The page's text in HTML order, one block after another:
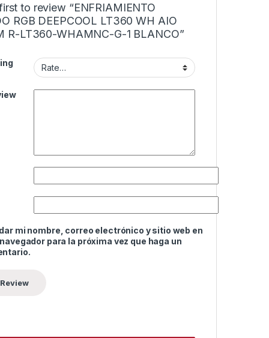
to review “ENFRIAMIENTO
RGB DEEPCOOL LT360 WH AIO
R-LT360-WHAMNC-G-1 BLANCO”
mi nombre, correo electrónico y sitio web en
para la próxima vez que haga un